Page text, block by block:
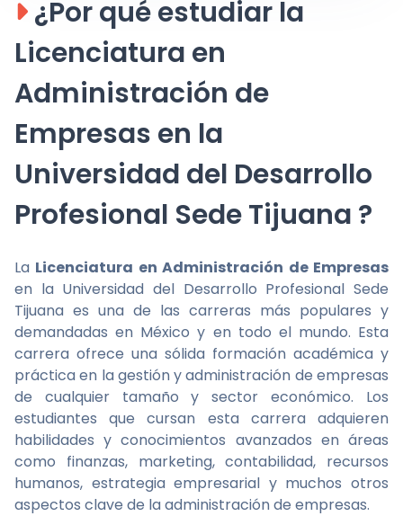
¿Por qué estudiar la
Licenciatura en
Administración de
Empresas en la
Universidad del Desarrollo
Profesional Sede Tijuana ?
La Licenciatura en Administración de Empresas
en la Universidad del Desarrollo Profesional Sede
Tijuana es una de las carreras más populares y
demandadas en México y en todo el mundo. Esta
carrera ofrece una sólida formación académica y
práctica en la gestión y administración de empresas
de cualquier tamaño y sector económico. Los
estudiantes que cursan esta carrera adquieren
habilidades y conocimientos avanzados en áreas
como finanzas, marketing, contabilidad, recursos
humanos, estrategia empresarial y muchos otros
aspectos clave de la administración de empresas.